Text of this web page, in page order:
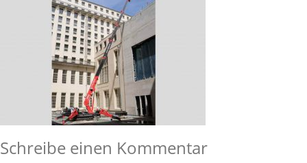
Schreibe einen Kommentar